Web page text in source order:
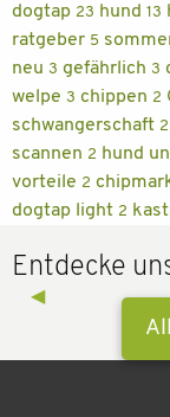
dogtap 23 hund 13
ratgeber 5
neu 3 gefährlich 3
welpe 3 chippen 2
schwangerschaft 2
scannen 2 hund
vorteile 2
dogtap light 2
Entdecke
Previous Slide
◀︎